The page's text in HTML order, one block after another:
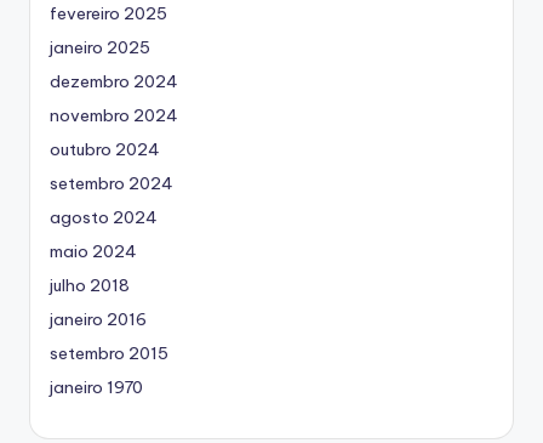
fevereiro 2025
janeiro 2025
dezembro 2024
novembro 2024
outubro 2024
setembro 2024
agosto 2024
maio 2024
julho 2018
janeiro 2016
setembro 2015
janeiro 1970